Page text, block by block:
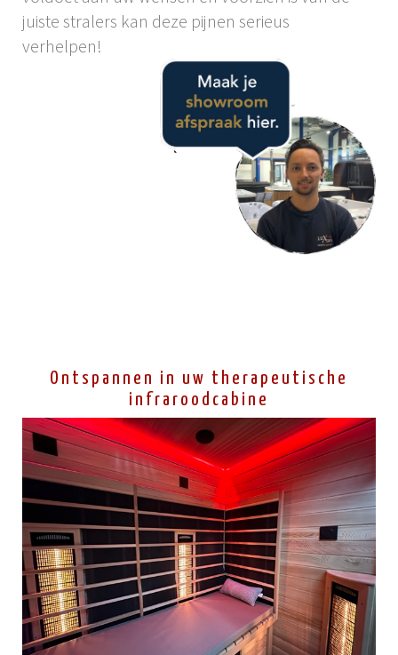
juiste stralers kan deze pijnen serieus
verhelpen!
Ontspannen in uw therapeutische
infraroodcabine